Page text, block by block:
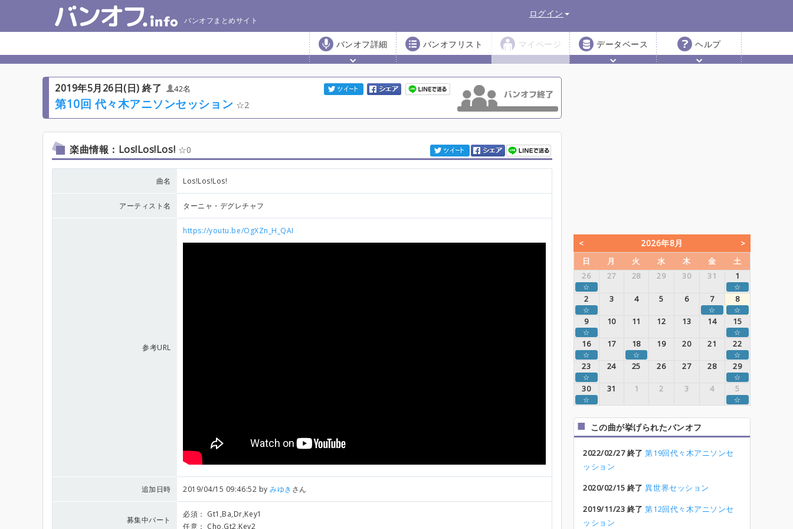
バンオフまとめサイト
ログイン
バンオフ詳細 バンオフリスト マイページ データベース ヘルプ
2019年5月26日(日) 終了 42名
第10回 代々木アニソンセッション 2
楽曲情報：Los!Los!Los! 0
曲名 Los!Los!Los!
アーティスト名 ターニャ・デグレチャフ
参考URL
https://youtu.be/OgXZn_H_QAI
追加日時 2019/04/15 09:46:52 byみゆき さん
募集中パート
必須： Gt1,Ba,Dr,Key1
任意： Cho,Gt2,Key2
2026年8月
日 月 火 水 木 金
土
26
27 28 29 30 31 1
☆ ☆
2 3 4 5 6 7 8
☆ ☆ ☆
9 10 11 12 13 14 15
☆ ☆
16 17 18 19 20 21 22
☆ ☆ ☆
23 24 25 26 27 28 29
☆ ☆
30 31 1 2 3 4 5
☆ ☆
この曲が挙げられたバンオフ
2022/02/27 終了 第19回代々木アニソンセ
ッション
2020/02/15 終了 異世界セッション
2019/11/23 終了 第12回代々木アニソンセ
ッション